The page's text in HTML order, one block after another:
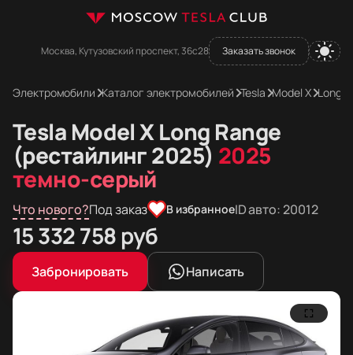
Москва, Кутузовский проспект, 36с28 Заказать звонок
Электромобили Каталог электромобилей Tesla Model X Long
Tesla Model X Long Range
(рестайлинг 2025) 2025
темно-серый
Что нового?Под заказ В избранноеID авто: 20012
Цена в рублях
15 332 758 руб
Цена в евро
159 169евро
Цена в долларах
181 134долларов
Забронировать Написать
Фотографии Tesla Model X Long Range (рестайлинг
Tesla Model X Long Range (рестайлинг 2025)